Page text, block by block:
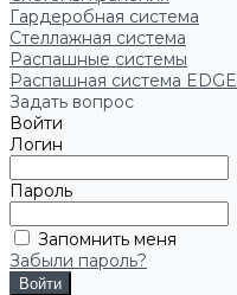
Гардеробная система
Стеллажная система
Распашные системы
Распашная система EDGE
Задать вопрос
Войти
Логин
Пароль
Запомнить меня
Забыли пароль?